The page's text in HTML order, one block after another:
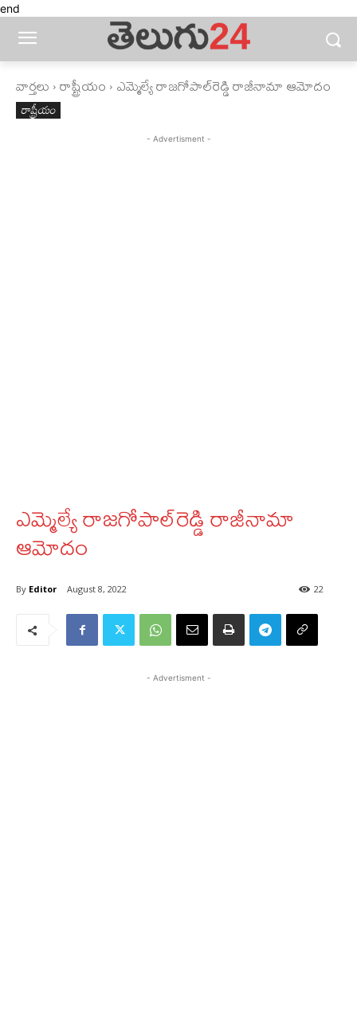
end
వార్తలు రాష్ట్రీయం ఎమ్మెల్యే రాజగోపాల్‌రెడ్డి రాజీనామా ఆమోదం
రాష్ట్రీయం
- Advertisment -
ఎమ్మెల్యే రాజగోపాల్‌రెడ్డి రాజీనామా
ఆమోదం
By Editor August 8, 2022 22
- Advertisment -